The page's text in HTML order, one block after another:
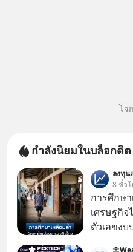
โ
กำลังนิยมในบล็อกดิต
ลงทุน
8 ชั่ว
การศึกษ
เศรษฐกิ
ตัวเลขง